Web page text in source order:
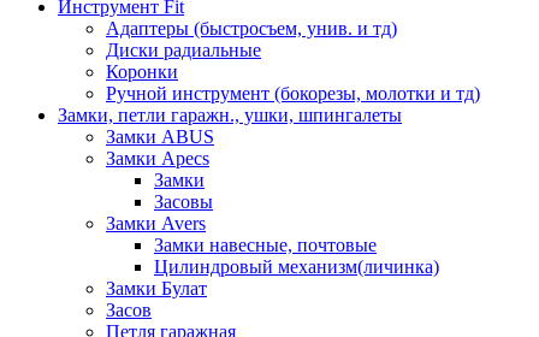
Инструмент Fit
Адаптеры (быстросъем, унив. и тд)
Диски радиальные
Коронки
Ручной инструмент (бокорезы, молотки и тд)
Замки, петли гаражн., ушки, шпингалеты
Замки ABUS
Замки Apecs
Замки
Засовы
Замки Avers
Замки навесные, почтовые
Цилиндровый механизм(личинка)
Замки Булат
Засов
Петля гаражная